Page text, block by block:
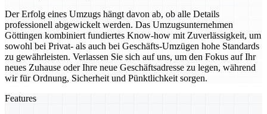
Der Erfolg eines Umzugs hängt davon ab, ob alle Details
professionell abgewickelt werden. Das Umzugsunternehmen
Göttingen kombiniert fundiertes Know-how mit Zuverlässigkeit, um
sowohl bei Privat- als auch bei Geschäfts-Umzügen hohe Standards
zu gewährleisten. Verlassen Sie sich auf uns, um den Fokus auf Ihr
neues Zuhause oder Ihre neue Geschäftsadresse zu legen, während
wir für Ordnung, Sicherheit und Pünktlichkeit sorgen.
Features